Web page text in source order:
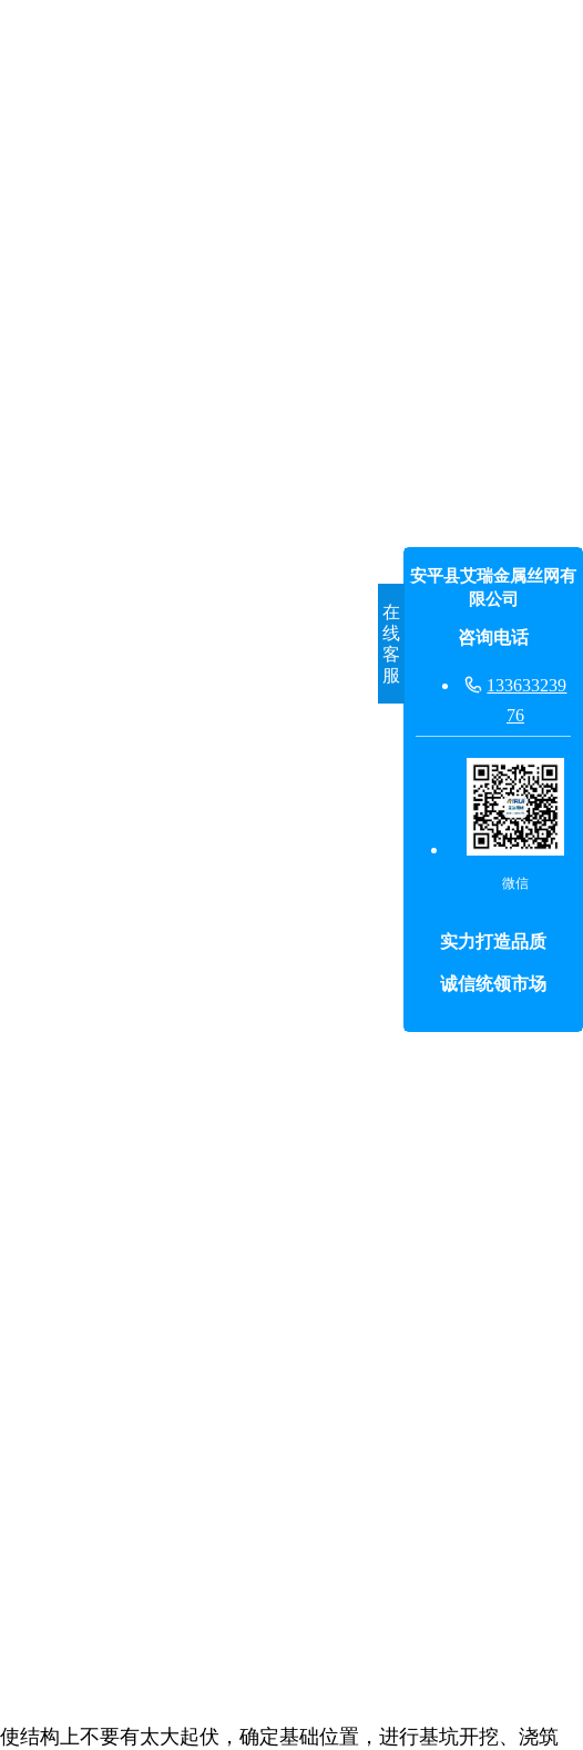
结构上不要有太大起伏，确定基础位置，进行基坑开挖、浇筑
在
线
客
服
安平县艾瑞金属丝网有
限公司
咨询电话
 133633239
76
微信
实力打造品质
诚信统领市场